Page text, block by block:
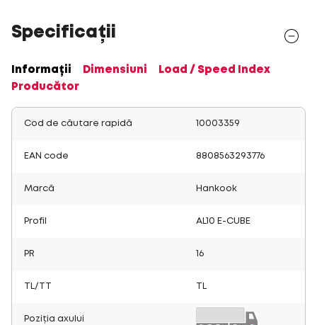
Specificații
Informații Dimensiuni
Load / Speed Index
Producător
Cod de căutare rapidă 10003359
EAN code 8808563293776
Marcă Hankook
Profil AL10 E-CUBE
PR 16
TL/TT
Poziția axului